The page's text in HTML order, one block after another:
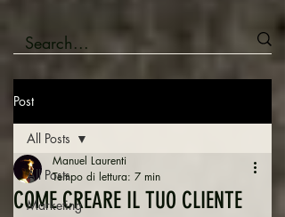
Post
All Posts
Marketing
All Posts
COME CREARE IL TUO CLIENTE
Manuel Laurenti
Tempo di lettura: 7 min